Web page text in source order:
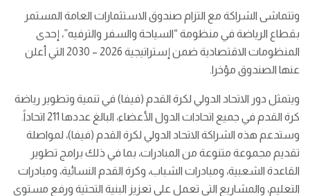
وتتماشى الشراكة مع التزام صندوق الاستثمارات العامة المستمر
بقطاع الرياضة في منظومة “السياحة والسفر والترفيه”، إحدى
المنظومات الاقتصادية ضمن إستراتيجية 2026 – 2030 التي أعلن
عنها الصندوق مؤخرا.
ويتمثل دور الاتحاد الدولي لكرة القدم (فيفا) في تنمية وتطوير رياضة
كرة القدم في جميع اتحادات الدول الأعضاء، البالغ عددها 211 اتحاداً.
وستدعم هذه الشراكة الاتحاد الدولي لكرة القدم (فيفا)، لمواصلة
تقديم مجموعة متنوعة من المبادرات، بما في ذلك برامج تطوير
القاعدة الشعبية، ومبادرات الشباب، وكرة القدم النسائية، ومبادرات
التعليم، والمشاريع التي تعمل على تعزيز البنية التحتية ورفع مستوى